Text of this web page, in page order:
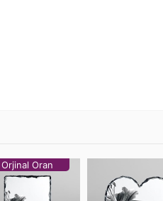
Orjinal Oran